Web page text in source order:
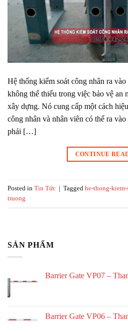
Hệ thống kiểm soát công nhân ra
không thể thiếu trong việc bảo vệ an
xây dựng. Nó cung cấp một cách
công nhân và nhân viên có thể ra
phải […]
CONTINUE
Posted in Tin Tức | Tagged he-thong-
truong
SẢN PHẨM
Barrier Gate VP07 –
Barrier Gate VP06 –